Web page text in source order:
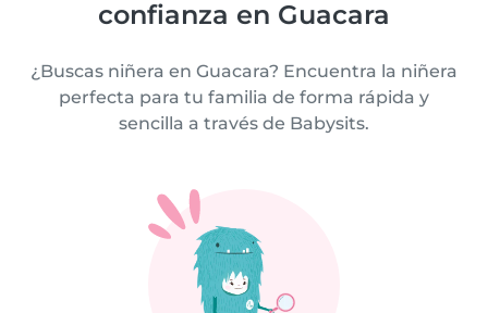
confianza en Guacara
¿Buscas niñera en Guacara? Encuentra la niñera
perfecta para tu familia de forma rápida y
sencilla a través de Babysits.